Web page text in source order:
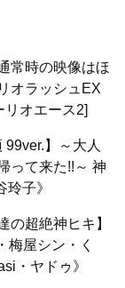
常時の映像はほ
オラッシュEX
リオエース2]
99ver.】～大人
って来た!!～ 神
子》
の超絶神ヒキ】
梅屋シン・く
・ヤドゥ》